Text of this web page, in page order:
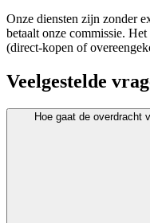
Onze diensten zijn zonder
betaalt onze commissie.
(direct-kopen of
Veelgestelde
Hoe gaat de overdracht